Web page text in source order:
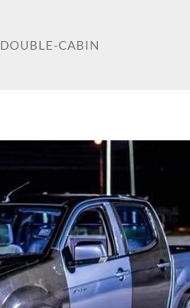
DOUBLE-CABIN